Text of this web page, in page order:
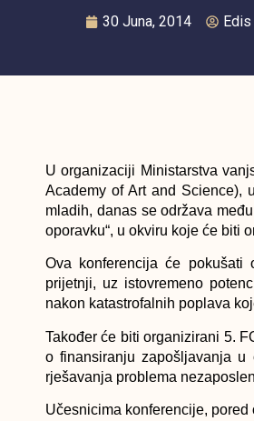
30 Juna, 2014
U organizaciji Ministarstva
Academy of Art and Science),
mladih, danas se održava
oporavku“, u okviru koje će biti
Ova konferencija će pokušati
prijetnji, uz istovremeno
nakon katastrofalnih poplava
Također će biti organizirani 5.
o finansiranju zapošljavanja
rješavanja problema
Učesnicima konferencije,